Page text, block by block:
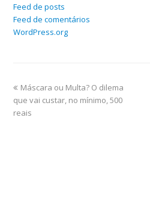
Feed de posts
Feed de comentários
WordPress.org
Máscara ou Multa? O dilema
que vai custar, no mínimo, 500
reais